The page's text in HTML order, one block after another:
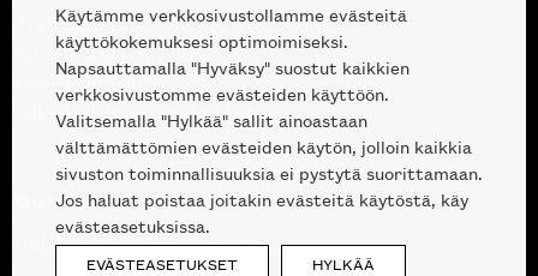
Tuotteet
Suunnittelupalvelu
Projektimyynti
Liike Helsingin keskustassa
Outlet
Poistuvat mallikappaleet
Käytämme verkkosivustollamme evästeitä
käyttökokemuksesi optimoimiseksi.
Napsauttamalla "Hyväksy" suostut kaikkien
verkkosivustomme evästeiden käyttöön.
Valitsemalla "Hylkää" sallit ainoastaan
välttämättömien evästeiden käytön, jolloin kaikkia
sivuston toiminnallisuuksia ei pystytä suorittamaan.
Jos haluat poistaa joitakin evästeitä käytöstä, käy
evästeasetuksissa.
EVÄSTEASETUKSET HYLKÄÄ